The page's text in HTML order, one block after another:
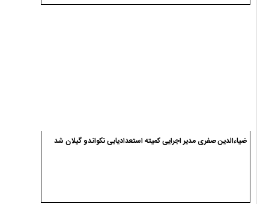
ضیاءالدین صفری مدیر اجرایی کمیته استعدادیابی تکواندو گیلان شد